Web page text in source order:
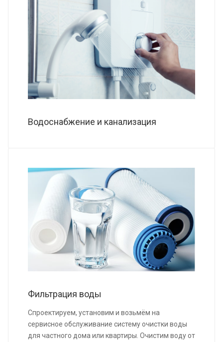
Водоснабжение и канализация
Фильтрация воды
Спроектируем, установим и возьмём на
сервисное обслуживание систему очистки воды
для частного дома или квартиры. Очистим воду от